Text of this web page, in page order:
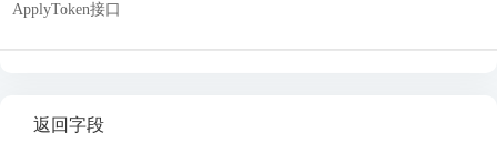
ApplyToken接口
返回字段